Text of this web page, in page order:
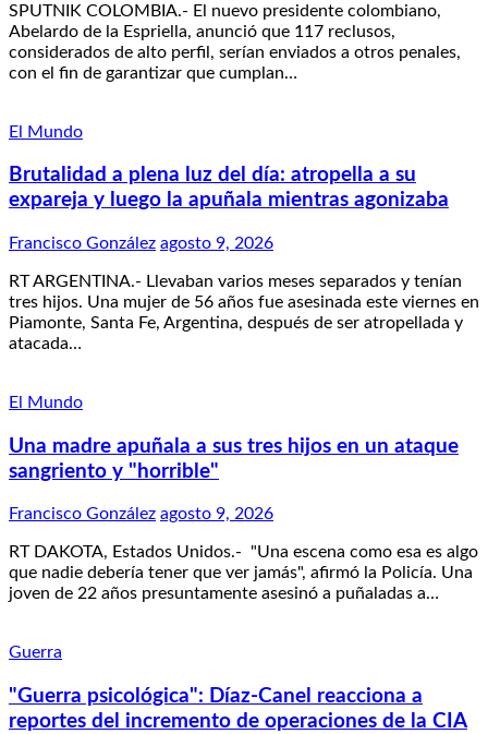
SPUTNIK COLOMBIA.- El nuevo presidente colombiano,
Abelardo de la Espriella, anunció que 117 reclusos,
considerados de alto perfil, serían enviados a otros penales,
con el fin de garantizar que cumplan…
El Mundo
Brutalidad a plena luz del día: atropella a su
expareja y luego la apuñala mientras agonizaba
Francisco González agosto 9, 2026
RT ARGENTINA.- Llevaban varios meses separados y tenían
tres hijos. Una mujer de 56 años fue asesinada este viernes en
Piamonte, Santa Fe, Argentina, después de ser atropellada y
atacada…
El Mundo
Una madre apuñala a sus tres hijos en un ataque
sangriento y "horrible"
Francisco González agosto 9, 2026
RT DAKOTA, Estados Unidos.- "Una escena como esa es algo
que nadie debería tener que ver jamás", afirmó la Policía. Una
joven de 22 años presuntamente asesinó a puñaladas a…
Guerra
"Guerra psicológica": Díaz-Canel reacciona a
reportes del incremento de operaciones de la CIA